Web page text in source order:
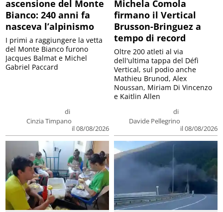
ascensione del Monte
Bianco: 240 anni fa
nasceva l’alpinismo
di
Cinzia Timpano
il 08/08/2026
I primi a raggiungere la vetta
del Monte Bianco furono
Jacques Balmat e Michel
Gabriel Paccard
Michela Comola
firmano il Vertical
Brusson-Bringuez a
tempo di record
di
Davide Pellegrino
il 08/08/2026
Oltre 200 atleti al via
dell'ultima tappa del Défì
Vertical, sul podio anche
Mathieu Brunod, Alex
Noussan, Miriam Di Vincenzo
e Kaitlin Allen